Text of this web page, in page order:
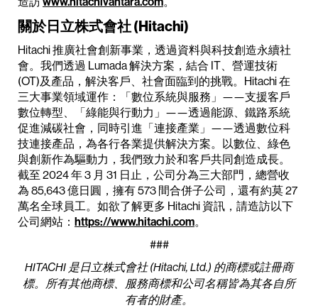
關於日立株式會社 (Hitachi)
Hitachi 推廣社會創新事業，透過資料與科技創造永續社
會。我們透過 Lumada 解決方案，結合 IT、營運技術
(OT)及產品，解決客戶、社會面臨到的挑戰。Hitachi 在
三大事業領域運作：「數位系統與服務」——支援客戶
數位轉型、「綠能與行動力」——透過能源、鐵路系統
促進減碳社會，同時引進「連接產業」——透過數位科
技連接產品，為各行各業提供解決方案。以數位、綠色
與創新作為驅動力，我們致力於和客戶共同創造成長。
截至 2024 年 3 月 31 日止，公司分為三大部門，總營收
為 85,643 億日圓，擁有 573 間合併子公司，還有約莫 27
萬名全球員工。如欲了解更多 Hitachi 資訊，請造訪以下
公司網站： https://www.hitachi.com。
###
HITACHI 是日立株式會社 (Hitachi, Ltd.) 的商標或註冊商
標。所有其他商標、服務商標和公司名稱皆為其各自所
有者的財產。